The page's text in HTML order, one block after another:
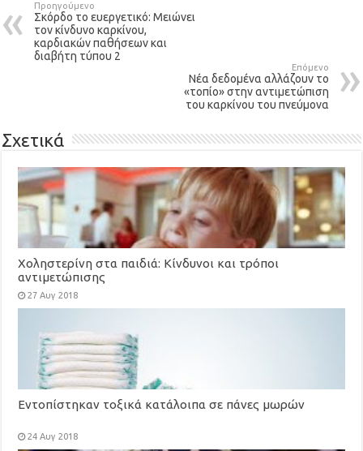
Προηγούμενο
Σκόρδο το ευεργετικό: Μειώνει
τον κίνδυνο καρκίνου,
καρδιακών παθήσεων και
διαβήτη τύπου 2
Επόμενο
Νέα δεδομένα αλλάζουν το
«τοπίο» στην αντιμετώπιση
του καρκίνου του πνεύμονα
Σχετικά
Χοληστερίνη στα παιδιά: Κίνδυνοι και τρόποι
αντιμετώπισης
27 Αυγ 2018
Εντοπίστηκαν τοξικά κατάλοιπα σε πάνες μωρών
24 Αυγ 2018